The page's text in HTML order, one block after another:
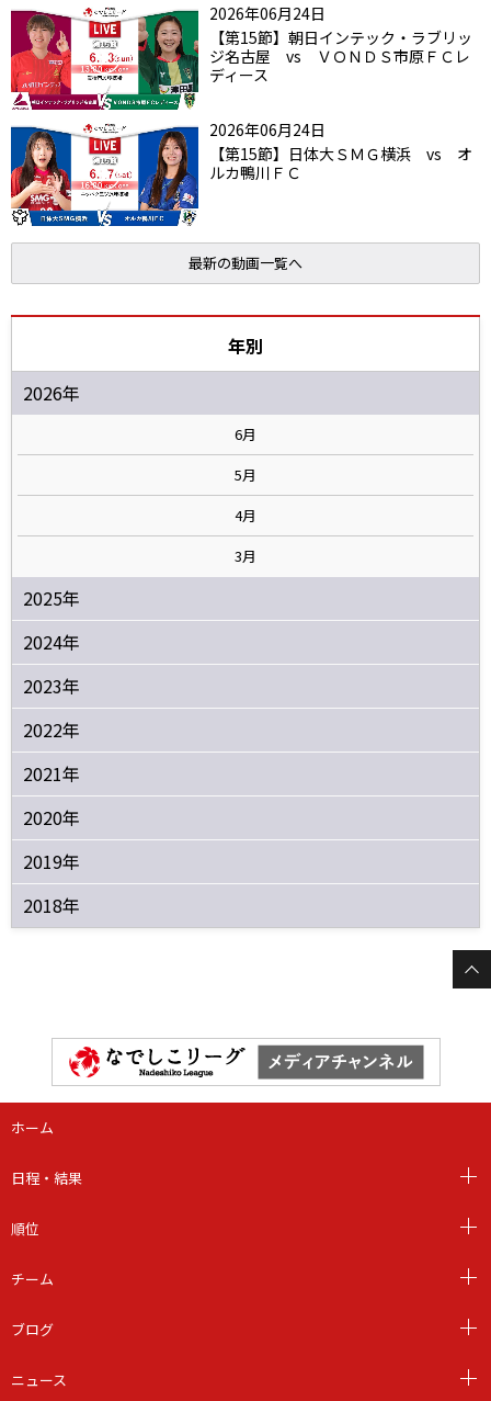
2026年06月24日
【第15節】朝日インテック・ラブリッ
ジ名古屋 vs ＶＯＮＤＳ市原ＦＣレ
ディース
2026年06月24日
【第15節】日体大ＳＭＧ横浜 vs オ
ルカ鴨川ＦＣ
最新の動画一覧へ
年別
2026年
6月
5月
4月
3月
2025年
2024年
2023年
2022年
2021年
2020年
2019年
2018年
ホーム
日程・結果
順位
チーム
ブログ
ニュース